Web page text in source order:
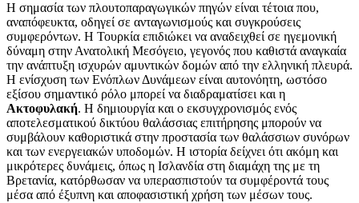
Η σημασία των πλουτοπαραγωγικών πηγών είναι τέτοια που,
αναπόφευκτα, οδηγεί σε ανταγωνισμούς και συγκρούσεις
συμφερόντων. Η Τουρκία επιδιώκει να αναδειχθεί σε ηγεμονική
δύναμη στην Ανατολική Μεσόγειο, γεγονός που καθιστά αναγκαία
την ανάπτυξη ισχυρών αμυντικών δομών από την ελληνική πλευρά.
Η ενίσχυση των Ενόπλων Δυνάμεων είναι αυτονόητη, ωστόσο
εξίσου σημαντικό ρόλο μπορεί να διαδραματίσει και η
Ακτοφυλακή. Η δημιουργία και ο εκσυγχρονισμός ενός
αποτελεσματικού δικτύου θαλάσσιας επιτήρησης μπορούν να
συμβάλουν καθοριστικά στην προστασία των θαλάσσιων συνόρων
και των ενεργειακών υποδομών. Η ιστορία δείχνει ότι ακόμη και
μικρότερες δυνάμεις, όπως η Ισλανδία στη διαμάχη της με τη
Βρετανία, κατόρθωσαν να υπερασπιστούν τα συμφέροντά τους
μέσα από έξυπνη και αποφασιστική χρήση των μέσων τους.